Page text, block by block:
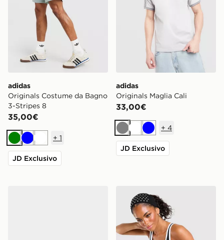
adidas
Originals Costume da Bagno
3-Stripes 8
35,00€
Verde
BluBianco
+ 1
JD Exclusivo
adidas
Originals Maglia Cali
33,00€
GrigioBianco
Blu
+ 4
JD Exclusivo
adidas Ciabatte Adilette Lumia Donnaadidas Originals Canotta